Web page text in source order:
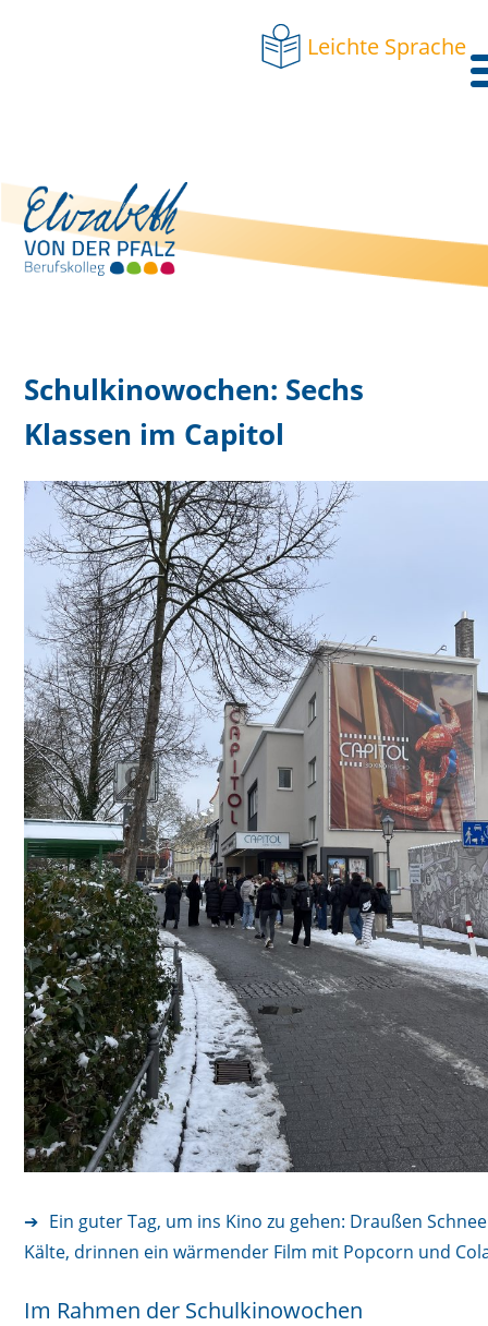
Leichte Sprache
Schulkinowochen: Sechs
Klassen im Capitol
Ein guter Tag, um ins Kino zu gehen: Draußen
Kälte, drinnen ein wärmender Film mit Popcorn und
Im Rahmen der Schulkinowochen